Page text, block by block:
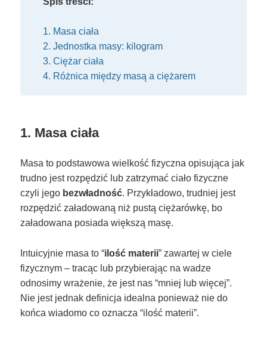
1. Masa ciała
2. Jednostka masy: kilogram
3. Ciężar ciała
4. Różnica między masą a ciężarem
1. Masa ciała
Masa to podstawowa wielkość fizyczna opisująca jak
trudno jest rozpędzić lub zatrzymać ciało fizyczne
czyli jego bezwładność. Przykładowo, trudniej jest
rozpędzić załadowaną niż pustą ciężarówkę, bo
załadowana posiada większą masę.
Intuicyjnie masa to “ilość materii” zawartej w ciele
fizycznym – tracąc lub przybierając na wadze
odnosimy wrażenie, że jest nas “mniej lub więcej”.
Nie jest jednak definicja idealna ponieważ nie do
końca wiadomo co oznacza “ilość materii”.